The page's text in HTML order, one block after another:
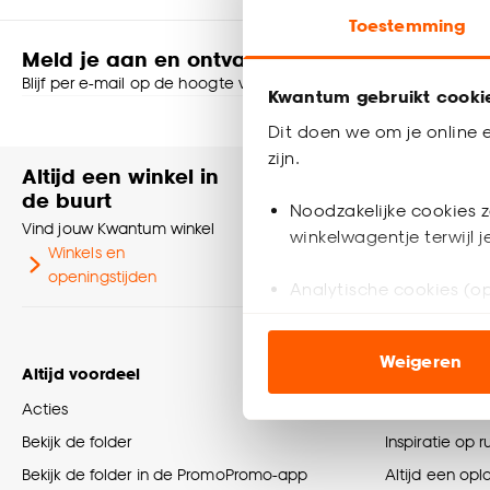
Toestemming
Kwantum gebruikt
Dit doen we om je online
zijn.
Noodzakelijke cookies
winkelwagentje terwijl
Analytische cookies
ook buiten de
Klik op ‘Ja, alles
noodzakelijke cookies te
accepteren door op
Weigeren
Meld je aan en ontvang € 5,- korting op je
Blijf per e-mail op de hoogte van leuke aanbiedingen, inspiratie
Shop online of
Altijd een winkel in
de buurt
Vind jouw Kwantum winkel
Winkels en
openingstijden
Neem
klantenservice
Altijd voordeel
Acties
Bekijk de folder
Bekijk de folder in de PromoPromo-app
Tips en info
Inspiratie op
Altijd een